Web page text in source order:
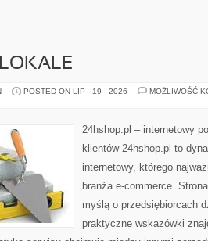
POSTED ON LIP - 19 - 2026
MOŻLIWOŚĆ
24hshop.pl – internetowy
klientów 24hshop.pl to
internetowy, którego
branża e-commerce.
myślą o przedsiębiorcach
praktyczne wskazówki